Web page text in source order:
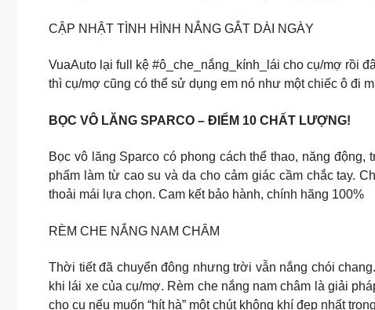
CẬP NHẬT TÌNH HÌNH NẮNG GẮT DÀI NGÀY
VuaAuto lại full kệ #ô_che_nắng_kính_lái cho cụ/mợ rồi
thì cụ/mợ cũng có thể sử dụng em nó như một chiếc ô đi
BỌC VÔ LĂNG SPARCO – ĐIỂM 10 CHẤT LƯỢNG!
Bọc vô lăng Sparco có phong cách thể thao, năng
phẩm làm từ cao su và da cho cảm giác cầm chắc tay.
thoải mái lựa chọn. Cam kết bảo hành, chính hãng 100%
RÈM CHE NẮNG NAM CHÂM
Thời tiết đã chuyển đông nhưng trời vẫn nắng chói
khi lái xe của cụ/mợ. Rèm che nắng nam châm là giải
cho cụ nếu muốn “hít hà” một chút không khí đẹp nhất